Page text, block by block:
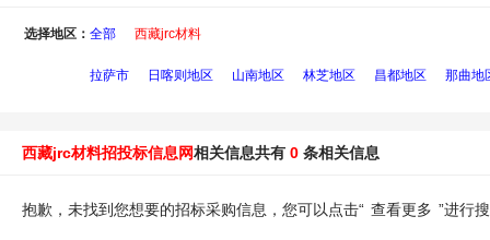
选择地区： 全部 西藏jrc材料
拉萨市 日喀则地区 山南地区 林芝地区 昌都地区 那曲地
西藏jrc材料招投标信息网相关信息共有 0 条相关信息
抱歉，未找到您想要的招标采购信息，您可以点击“ 查看更多 ”进行